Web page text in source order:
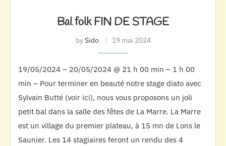
Bal folk FIN DE STAGE
bySido 19 mai 2024
19/05/2024 – 20/05/2024 @ 21 h 00 min – 1 h 00
min – Pour terminer en beauté notre stage diato avec
Sylvain Butté (voir ici), nous vous proposons un joli
petit bal dans la salle des fêtes de La Marre. La Marre
est un village du premier plateau, à 15 mn de Lons le
Saunier. Les 14 stagiaires feront un rendu des 4